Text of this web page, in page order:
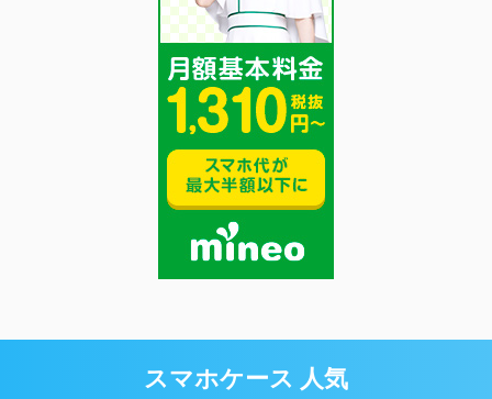
スマホケース 人気